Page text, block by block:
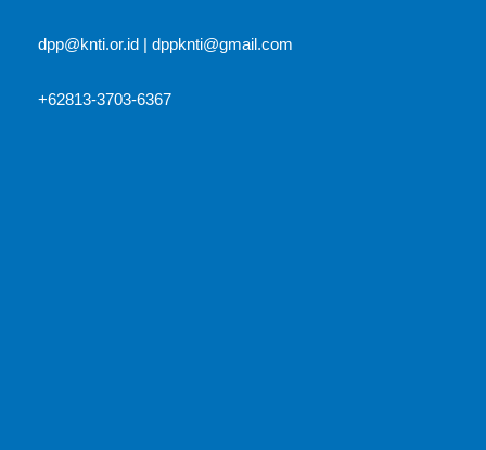
dpp@knti.or.id dppknti@gmail.com
+62813-3703-6367